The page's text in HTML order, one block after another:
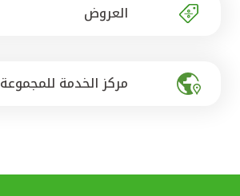
العروض
مركز الخدمة للمجموعة